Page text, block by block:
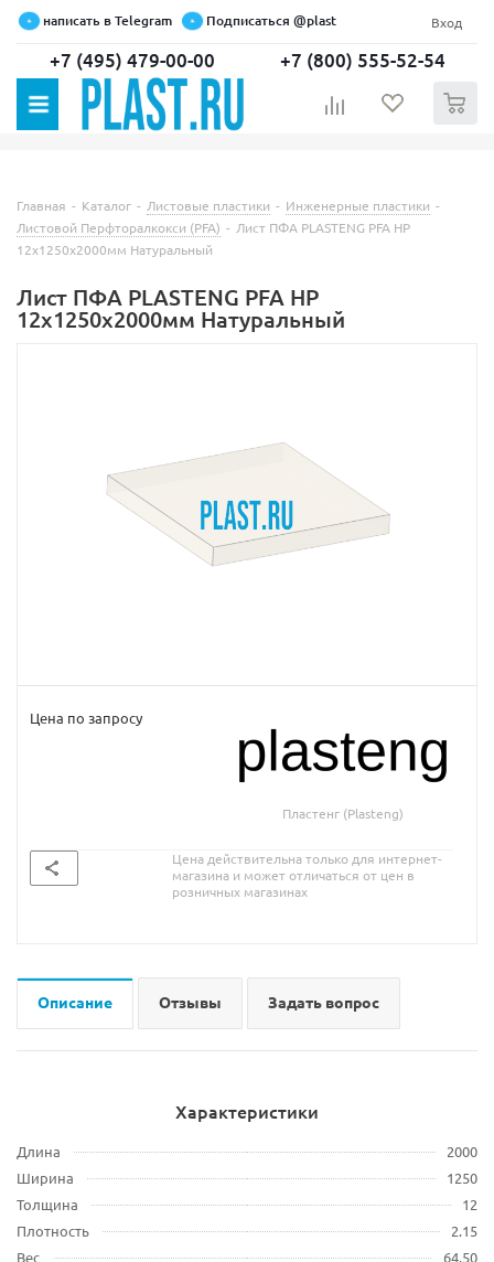
написать в Telegram Подписаться @plast Вход
+7 (495) 479-00-00 +7 (800) 555-52-54
Главная - Каталог - Листовые пластики - Инженерные пластики -
Листовой Перфторалкокси (PFA) - Лист ПФА PLASTENG PFA HP
12х1250х2000мм Натуральный
Лист ПФА PLASTENG PFA HP
12х1250х2000мм Натуральный
Цена по запросу
Пластенг (Plasteng)
Цена действительна только для интернет-
магазина и может отличаться от цен в
розничных магазинах
Описание Отзывы Задать вопрос
Характеристики
Длина
2000
Ширина
1250
Толщина
12
Плотность
2.15
Вес
64.50